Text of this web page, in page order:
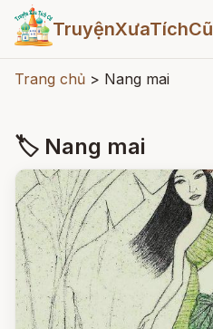
TruyệnXưaTíchCũ
Trang chủ > Nang mai
🏷 Nang mai